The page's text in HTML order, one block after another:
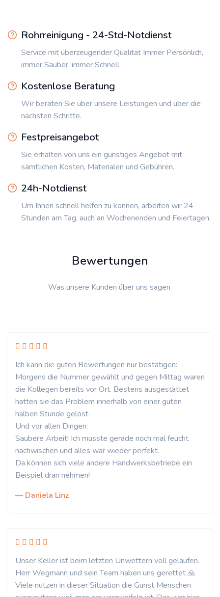
Rohrreinigung - 24-Std-Notdienst
Service mit überzeugender Qualität Immer Persönlich,
immer Sauber, immer Schnell.
Kostenlose Beratung
Wir beraten Sie über unsere Leistungen und über die
nächsten Schritte.
Festpreisangebot
Sie erhalten von uns ein günstiges Angebot mit
sämtlichen Kosten, Materialen und Gebühren.
24h-Notdienst
Um Ihnen schnell helfen zu können, arbeiten wir 24
Stunden am Tag, auch an Wochenenden und Feiertagen.
Bewertungen
Was unsere Kunden über uns sagen.
Ich kann die guten Bewertungen nur bestätigen:
Morgens die Nummer gewählt und gegen Mittag waren
die Kollegen bereits vor Ort. Bestens ausgestattet
hatten sie das Problem innerhalb von einer guten
halben Stunde gelöst.
Und vor allen Dingen:
Saubere Arbeit! Ich musste gerade noch mal feucht
nachwischen und alles war wieder perfekt.
Da können sich viele andere Handwerksbetriebe ein
Beispiel dran nehmen!
— Daniela Linz
Unser Keller ist beim letzten Unwettern voll gelaufen.
Herr Wegmann und sein Team haben uns gerettet 🙏
Viele nutzen in dieser Situation die Gunst Menschen